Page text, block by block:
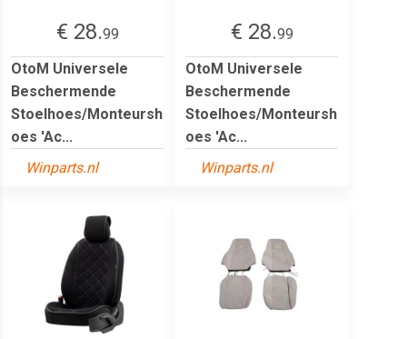
€ 28.99
OtoM Universele
Beschermende
Stoelhoes/Monteursh
oes 'Ac...
Winparts.nl
€ 28.99
OtoM Universele
Beschermende
Stoelhoes/Monteursh
oes 'Ac...
Winparts.nl